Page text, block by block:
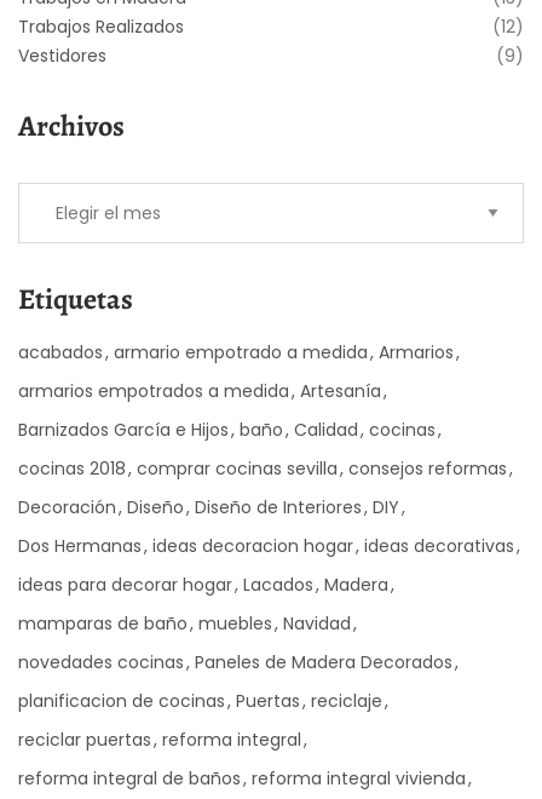
Trabajos Realizados
(12)
Vestidores
(9)
Archivos
Etiquetas
acabados armario empotrado a medida Armarios
armarios empotrados a medida Artesanía
Barnizados García e Hijos baño Calidad cocinas
cocinas 2018 comprar cocinas sevilla consejos reformas
Decoración Diseño Diseño de Interiores DIY
Dos Hermanas ideas decoracion hogar ideas decorativas
ideas para decorar hogar Lacados Madera
mamparas de baño muebles Navidad
novedades cocinas Paneles de Madera Decorados
planificacion de cocinas Puertas reciclaje
reciclar puertas reforma integral
reforma integral de baños reforma integral vivienda